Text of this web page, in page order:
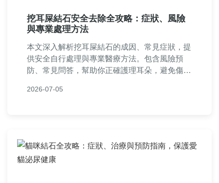
挖耳屎結石安全去除全攻略：症狀、風險
與專業處理方法
本文深入解析挖耳屎結石的成因、常見症狀，提
供安全自行處理與專業醫療方法。包含風險預
防、常見問答，幫助你正確護理耳朵，避免傷
問。
2026-07-05